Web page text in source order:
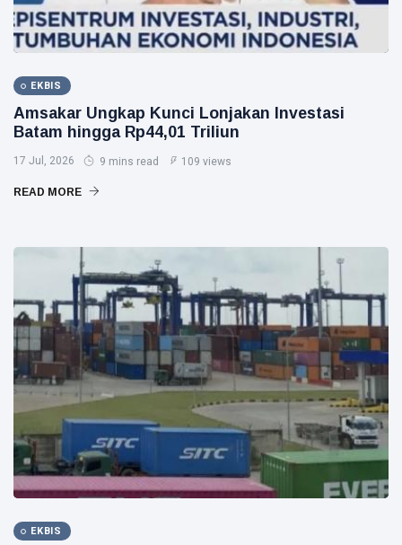
EKBIS
Amsakar Ungkap Kunci Lonjakan Investasi
Batam hingga Rp44,01 Triliun
17 Jul, 2026 9 mins read 109 views
READ MORE
EKBIS